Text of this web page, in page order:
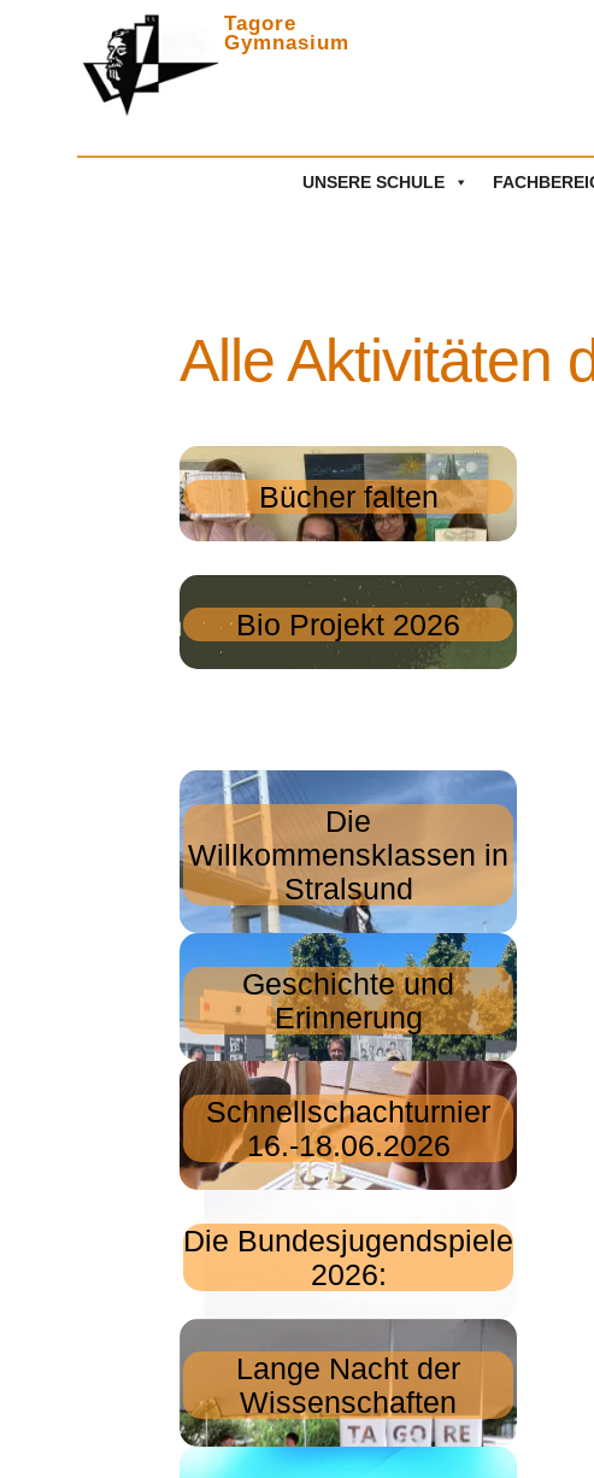
Zwischen
Tagore
Gymnasium
UNSERE SCHULE
Alle Aktivitäten
Bücher falten
Bio Projekt 2026
Die
Willkommensklassen in
Stralsund
Geschichte und
Erinnerung
Schnellschachturnier
16.-18.06.2026
Die Bundesjugendspiele
2026:
Lange Nacht der
Wissenschaften